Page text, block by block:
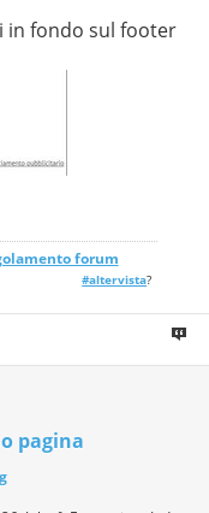
in fondo sul footer
forum
#altervista?
pagina